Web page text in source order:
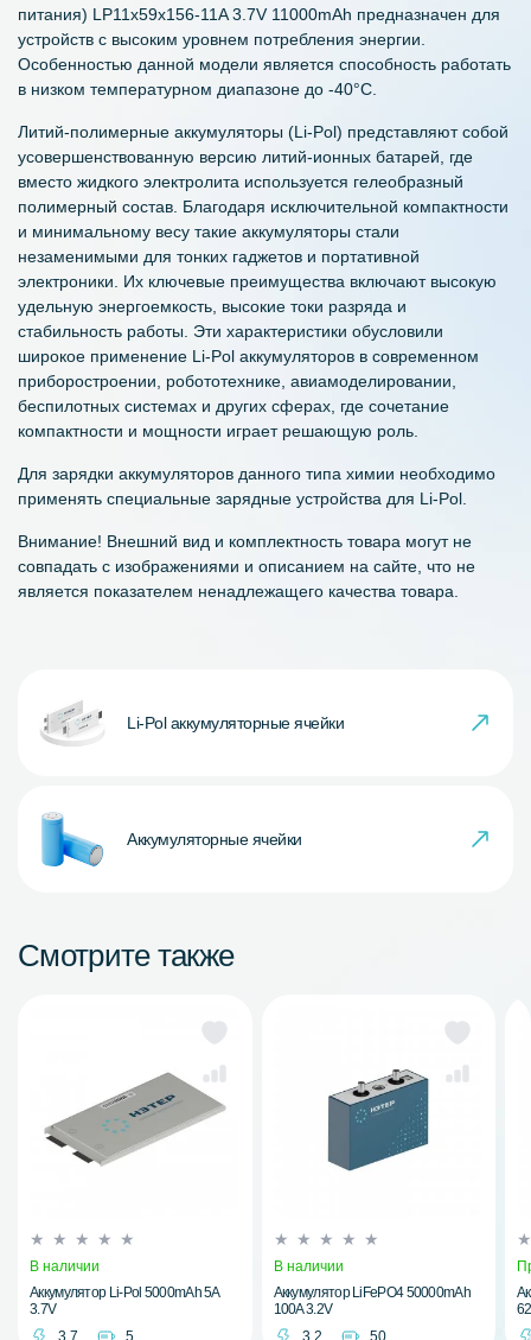
питания) LP11x59x156-11A 3.7V 11000mAh предназначен для
устройств с высоким уровнем потребления энергии.
Особенностью данной модели является способность работать
в низком температурном диапазоне до -40°С.
Литий-полимерные аккумуляторы (Li-Pol) представляют собой
усовершенствованную версию литий-ионных батарей, где
вместо жидкого электролита используется гелеобразный
полимерный состав. Благодаря исключительной компактности
и минимальному весу такие аккумуляторы стали
незаменимыми для тонких гаджетов и портативной
электроники. Их ключевые преимущества включают высокую
удельную энергоемкость, высокие токи разряда и
стабильность работы. Эти характеристики обусловили
широкое применение Li-Pol аккумуляторов в современном
приборостроении, робототехнике, авиамоделировании,
беспилотных системах и других сферах, где сочетание
компактности и мощности играет решающую роль.
Для зарядки аккумуляторов данного типа химии необходимо
применять специальные зарядные устройства для Li-Pol.
Внимание! Внешний вид и комплектность товара могут не
совпадать с изображениями и описанием на сайте, что не
является показателем ненадлежащего качества товара.
Li-Pol аккумуляторные ячейки
Аккумуляторные ячейки
Смотрите также
В наличии
Аккумулятор Li-Pol 5000mAh 5A
3.7V
3.7
5
В наличии
Аккумулятор LiFePO4 50000mAh
100A 3.2V
3.2
50